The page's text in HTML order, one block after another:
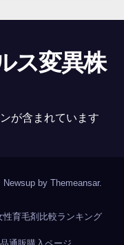
ス変異株
が含まれています
Newsup by Themeansar.
育毛剤比較ランキング
通販購入ページ